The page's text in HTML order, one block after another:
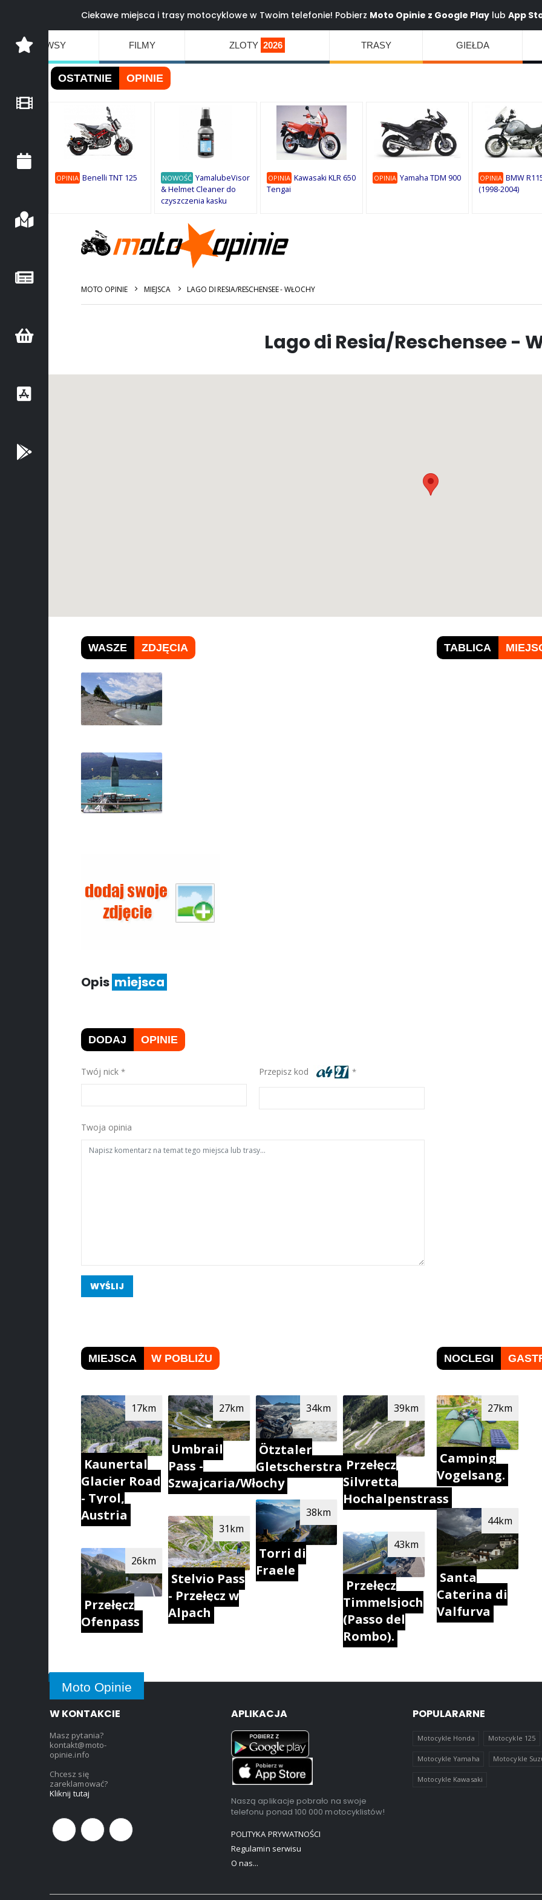
Ciekawe miejsca i trasy motocyklowe w Twoim telefonie! Pobierz Moto Opinie z Google Playlub App
NEWSY FILMY ZLOTY 2026 TRASY GIEŁDA
OSTATNIE OPINIE
OPINIA Benelli TNT 125 NOWOŚĆ YamalubeVisor
& Helmet Cleaner do
czyszczenia kasku
OPINIA Kawasaki KLR 650
Tengai
OPINIA Yamaha TDM 900 OPINIA BMW
(1998-2004)
MOTO OPINIE MIEJSCA LAGO DI RESIA/RESCHENSEE - WŁOCHY
Lago di Resia/Reschensee -
WASZE ZDJĘCIA
Opis miejsca
DODAJ OPINIE
Twój nick Przepisz kod
Twoja opinia
WYŚLIJ
TABLICA
MIEJSCA W POBLIŻU
Kaunertal
Glacier Road
- Tyrol,
Austria
17km
Przełęcz
Ofenpass
26km
Umbrail
Pass -
Szwajcaria/Włochy
27km
Stelvio Pass
- Przełęcz w
Alpach
31km
Ötztaler
Gletscherstraße.
34km
Torri di
Fraele
38km
Przełęcz
Silvretta
Hochalpenstrass
39km
Przełęcz
Timmelsjoch
(Passo del
Rombo).
43km
NOCLEGI
Camping
Vogelsang.
27km
Santa
Caterina di
Valfurva
44km
Moto Opinie
W KONTAKCIE
Masz pytania?
kontakt@moto-
opinie.info
Chcesz się
zareklamować?
Kliknij tutaj
APLIKACJA
Naszą aplikacje pobrało na swoje
telefonu ponad 100 000 motocyklistów!
POLITYKA PRYWATNOŚCI
Regulamin serwisu
O nas...
POPULARARNE
Motocykle Honda Motocykle 125
Motocykle Yamaha Motocykle
Motocykle Kawasaki